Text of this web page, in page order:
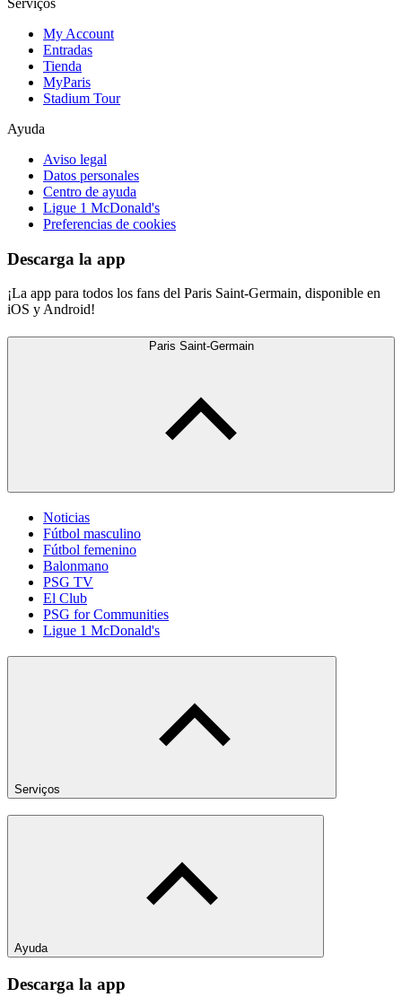
Serviços
My Account
Entradas
Tienda
MyParis
Stadium Tour
Ayuda
Aviso legal
Datos personales
Centro de ayuda
Ligue 1 McDonald's
Preferencias de cookies
Descarga la app
¡La app para todos los fans del Paris Saint-Germain, disponible en
iOS y Android!
Paris Saint-Germain
Noticias
Fútbol masculino
Fútbol femenino
Balonmano
PSG TV
El Club
PSG for Communities
Ligue 1 McDonald's
Serviços
Ayuda
Descarga la app